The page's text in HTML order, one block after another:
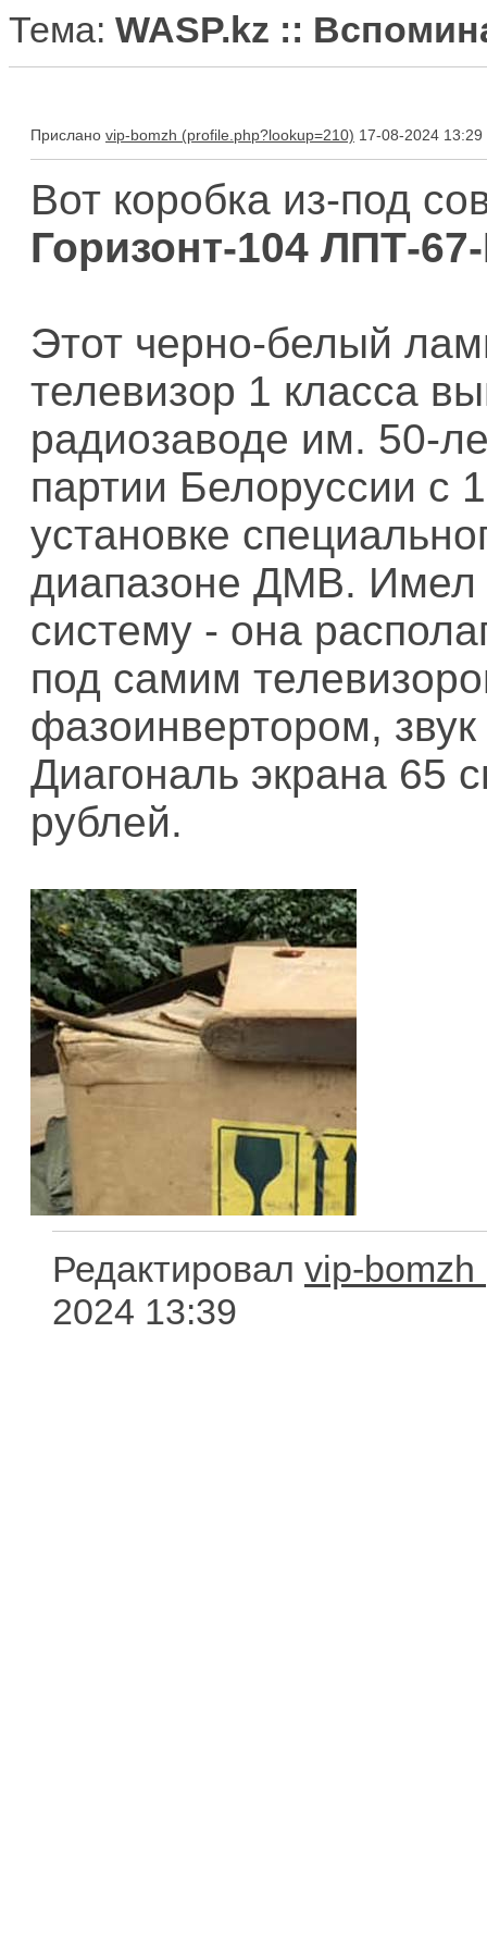
Тема: WASP.kz ::
Прислано vip-bomzh 17-08-2024 13:29
Вот коробка из-под
Горизонт-104 ЛПТ-
Этот черно-белый
телевизор 1 класса
радиозаводе им. 50-
партии Белоруссии с
установке
диапазоне ДМВ. Имел
систему - она
под самим
фазоинвертором,
Диагональ экрана 65
рублей.
Редактировал vip-bomzh
2024 13:39